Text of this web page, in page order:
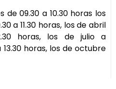
de 09.30 a 10.30 horas los
a 11.30 horas, los de abril
horas, los de julio a
horas, los de octubre